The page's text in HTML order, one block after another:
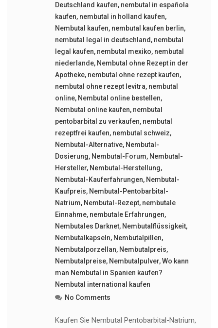
Deutschland kaufen, nembutal in española
kaufen, nembutal in holland kaufen,
Nembutal kaufen, nembutal kaufen berlin,
nembutal legal in deutschland , nembutal
legal kaufen, nembutal mexiko, nembutal
niederlande, Nembutal ohne Rezept in der
Apotheke, nembutal ohne rezept kaufen,
nembutal ohne rezept levitra, nembutal
online, Nembutal online bestellen,
Nembutal online kaufen, nembutal
pentobarbital zu verkaufen, nembutal
rezeptfrei kaufen, nembutal schweiz,
Nembutal-Alternative, Nembutal-
Dosierung, Nembutal-Forum, Nembutal-
Hersteller, Nembutal-Herstellung,
Nembutal-Kauferfahrungen, Nembutal-
Kaufpreis, Nembutal-Pentobarbital-
Natrium, Nembutal-Rezept, nembutale
Einnahme, nembutale Erfahrungen,
Nembutales Darknet, Nembutalflüssigkeit,
Nembutalkapseln, Nembutalpillen,
Nembutalporzellan, Nembutalpreis,
Nembutalpreise, Nembutalpulver,Wo kann
man Nembutal in Spanien kaufen?
Nembutal international kaufen
No Comments
Kaufen Sie Nembutal Pentobarbital-Natrium,